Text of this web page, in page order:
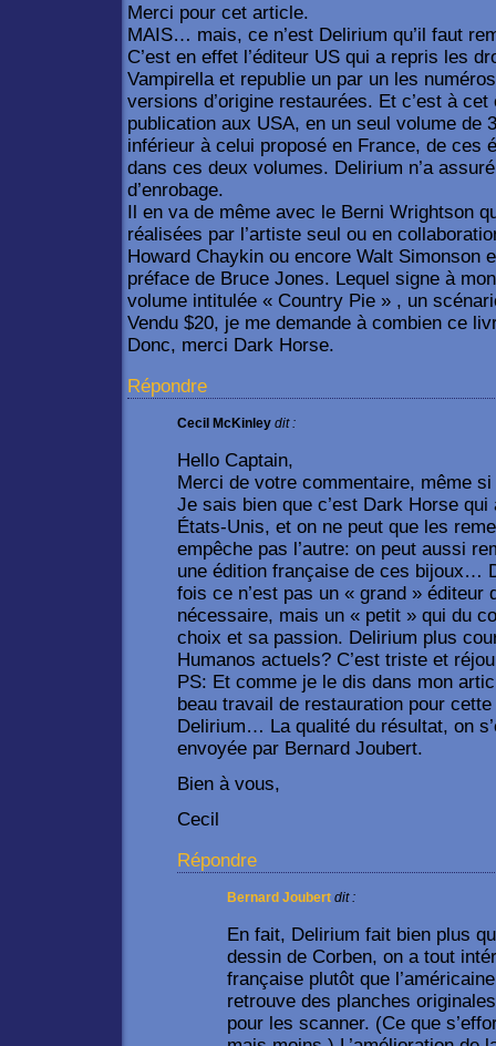
Merci pour cet article.
MAIS… mais, ce n’est Delirium qu’il faut
C’est en effet l’éditeur US qui a repris les
Vampirella et republie un par un les
versions d’origine restaurées. Et c’est à cet
publication aux USA, en un seul volume de
inférieur à celui proposé en France, de ces
dans ces deux volumes. Delirium n’a
d’enrobage.
Il en va de même avec le Berni Wrightson
réalisées par l’artiste seul ou en
Howard Chaykin ou encore Walt Simonson
préface de Bruce Jones. Lequel signe à
volume intitulée « Country Pie » , un
Vendu $20, je me demande à combien ce
Donc, merci Dark Horse.
Répondre
Cecil McKinley dit :
Hello Captain,
Merci de votre commentaire, même
Je sais bien que c’est Dark Horse
États-Unis, et on ne peut que les
empêche pas l’autre: on peut aussi
une édition française de ces bijoux…
fois ce n’est pas un « grand » éditeur
nécessaire, mais un « petit » qui du
choix et sa passion. Delirium plus
Humanos actuels? C’est triste et
PS: Et comme je le dis dans mon
beau travail de restauration pour
Delirium… La qualité du résultat, on
envoyée par Bernard Joubert.
Bien à vous,
Cecil
Répondre
Bernard Joubert dit :
En fait, Delirium fait bien plus
dessin de Corben, on a tout
française plutôt que
retrouve des planches
pour les scanner. (Ce que